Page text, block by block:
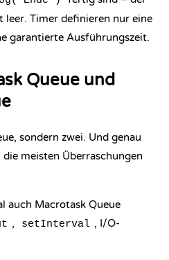
leer. Timer definieren nur eine
garantierte Ausführungszeit.
Queue und
sondern zwei. Und genau
meisten Überraschungen
auch Macrotask Queue
, setInterval , I/O-